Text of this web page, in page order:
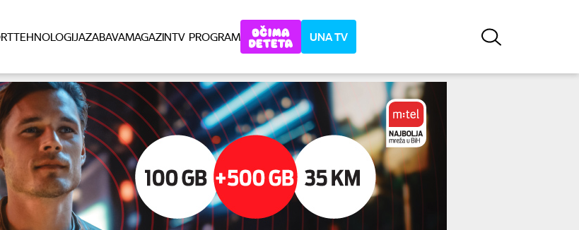
TEHNOLOGIJAZABAVAMAGAZINTV PROGRAM UNA TV